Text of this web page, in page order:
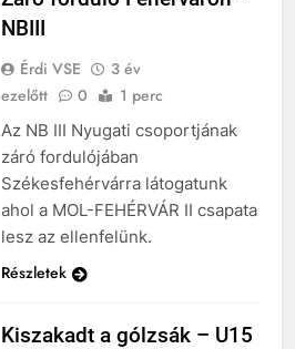
NBIII
Érdi VSE
3 év
ezelőtt
0 1 perc
Az NB III Nyugati csoportjának
záró fordulójában
Székesfehérvárra látogatunk
ahol a MOL-FEHÉRVÁR II csapata
lesz az ellenfelünk.
Részletek
Kiszakadt a gólzsák – U15